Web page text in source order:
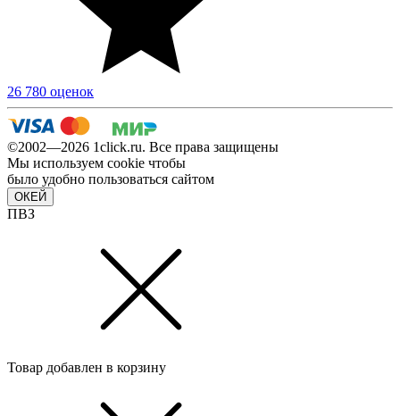
26 780 оценок
©2002—2026 1сlick.ru. Все права защищены
Мы используем cookie чтобы
было удобно пользоваться сайтом
ОКЕЙ
ПВЗ
Товар добавлен в корзину